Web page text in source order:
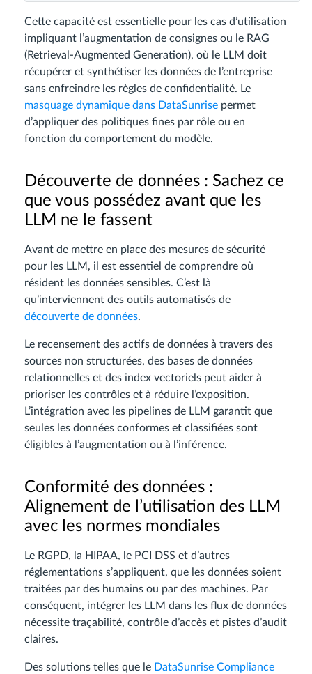
Cette capacité est essentielle pour les cas d’utilisation
impliquant l’augmentation de consignes ou le RAG
(Retrieval-Augmented Generation), où le LLM doit
récupérer et synthétiser les données de l’entreprise
sans enfreindre les règles de confidentialité. Le
masquage dynamique dans DataSunrise permet
d’appliquer des politiques fines par rôle ou en
fonction du comportement du modèle.
Découverte de données : Sachez ce
que vous possédez avant que les
LLM ne le fassent
Avant de mettre en place des mesures de sécurité
pour les LLM, il est essentiel de comprendre où
résident les données sensibles. C’est là
qu’interviennent des outils automatisés de
découverte de données.
Le recensement des actifs de données à travers des
sources non structurées, des bases de données
relationnelles et des index vectoriels peut aider à
prioriser les contrôles et à réduire l’exposition.
L’intégration avec les pipelines de LLM garantit que
seules les données conformes et classifiées sont
éligibles à l’augmentation ou à l’inférence.
Conformité des données :
Alignement de l’utilisation des LLM
avec les normes mondiales
Le RGPD, la HIPAA, le PCI DSS et d’autres
réglementations s’appliquent, que les données soient
traitées par des humains ou par des machines. Par
conséquent, intégrer les LLM dans les flux de données
nécessite traçabilité, contrôle d’accès et pistes d’audit
claires.
Des solutions telles que le DataSunrise Compliance